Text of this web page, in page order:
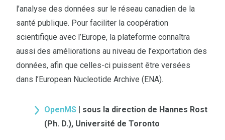
l’analyse des données sur le réseau canadien de la
santé publique. Pour faciliter la coopération
scientifique avec l’Europe, la plateforme connaîtra
aussi des améliorations au niveau de l’exportation des
données, afin que celles-ci puissent être versées
dans l’European Nucleotide Archive (ENA).
OpenMS | sous la direction de Hannes Rost
(Ph. D.), Université de Toronto